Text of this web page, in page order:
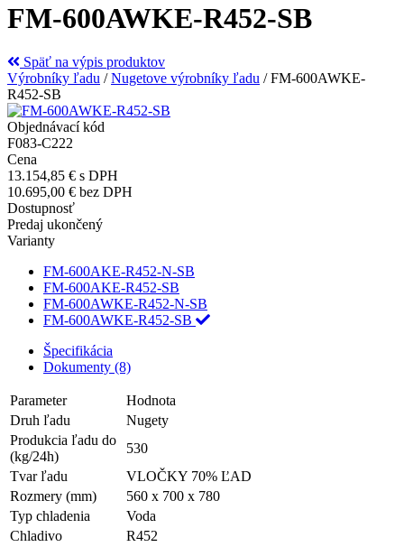
FM-600AWKE-R452-SB
Späť na výpis produktov
Výrobníky ľadu /Nugetove výrobníky ľadu /FM-600AWKE-
R452-SB
Objednávací kód
F083-C222
Cena
13.154,85 € s DPH
10.695,00 € bez DPH
Dostupnosť
Predaj ukončený
Varianty
FM-600AKE-R452-N-SB
FM-600AKE-R452-SB
FM-600AWKE-R452-N-SB
FM-600AWKE-R452-SB
Špecifikácia
Dokumenty (8)
Parameter
Hodnota
Druh ľadu
Nugety
Produkcia ľadu do
(kg/24h)
530
Tvar ľadu
VLOČKY 70% ĽAD
Rozmery (mm)
560 x 700 x 780
Typ chladenia
Voda
Chladivo
R452